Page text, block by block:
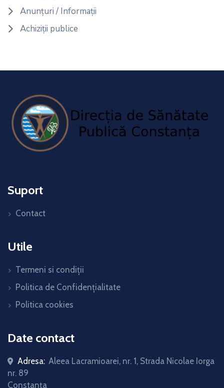
Anunțuri / Informații
Achiziții publice
Suport
Contact
Utile
Termeni si condiții
Politica de Confidențialitate
Politica cookies
Date contact
Adresa: Aleea Lacramioarei, nr. 1, Strada Nicolae Iorga
nr. 89
Constanța